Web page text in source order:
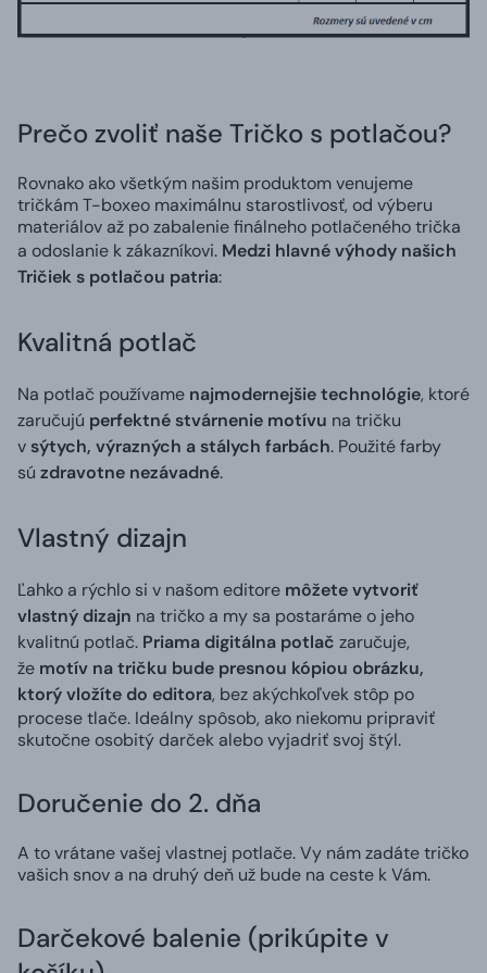
Prečo zvoliť naše Tričko s potlačou?
Rovnako ako všetkým našim produktom venujeme
tričkám T-boxeo maximálnu starostlivosť, od výberu
materiálov až po zabalenie finálneho potlačeného trička
a odoslanie k zákazníkovi. Medzi hlavné výhody našich
Tričiek s potlačou patria:
Kvalitná potlač
Na potlač používame najmodernejšie technológie, ktoré
zaručujú perfektné stvárnenie motívu na tričku
v sýtych, výrazných a stálych farbách. Použité farby
sú zdravotne nezávadné.
Vlastný dizajn
Ľahko a rýchlo si v našom editore môžete vytvoriť
vlastný dizajn na tričko a my sa postaráme o jeho
kvalitnú potlač. Priama digitálna potlač zaručuje,
že motív na tričku bude presnou kópiou obrázku,
ktorý vložíte do editora, bez akýchkoľvek stôp po
procese tlače. Ideálny spôsob, ako niekomu pripraviť
skutočne osobitý darček alebo vyjadriť svoj štýl.
Doručenie do 2. dňa
A to vrátane vašej vlastnej potlače. Vy nám zadáte tričko
vašich snov a na druhý deň už bude na ceste k Vám.
Darčekové balenie (prikúpite v